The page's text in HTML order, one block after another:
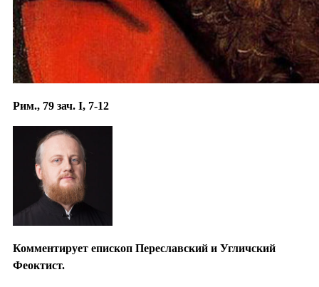
Рим., 79 зач. I, 7-12
Комментирует епископ Переславский и Угличский
Феоктист.